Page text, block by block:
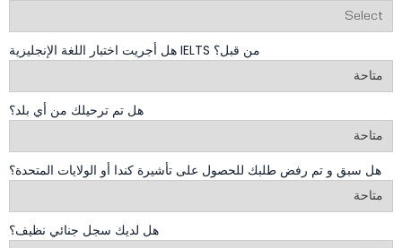
هل أجريت اختبار اللغة الإنجليزية IELTS من قبل؟
هل تم ترحيلك من أي بلد؟
هل سبق و تم رفض طلبك للحصول على تأشيرة كندا أو الولايات المتحدة؟
هل لديك سجل جنائي نظيف؟